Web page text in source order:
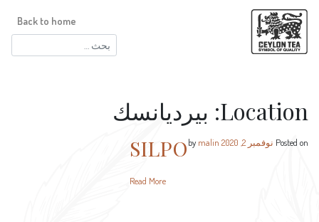
البحث
عن:
Back to home
Location: بيرديانسك
Posted on نوفمبر 2, 2020 malin
SILPO
Read More